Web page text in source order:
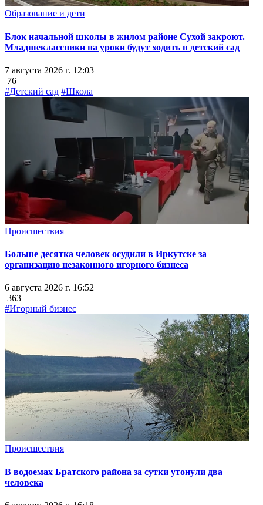
Образование и дети
Блок начальной школы в жилом районе Сухой закроют.
Младшеклассники на уроки будут ходить в детский сад
7 августа 2026 г. 12:03
76
#Детский сад #Школа
Происшествия
Больше десятка человек осудили в Иркутске за
организацию незаконного игорного бизнеса
6 августа 2026 г. 16:52
363
#Игорный бизнес
Происшествия
В водоемах Братского района за сутки утонули два
человека